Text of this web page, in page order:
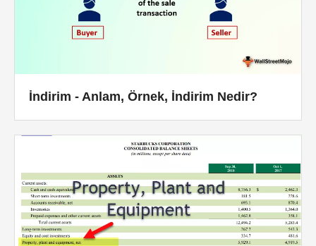
İndirim - Anlam, Örnek, İndirim Nedir?